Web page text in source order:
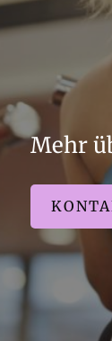
Mehr